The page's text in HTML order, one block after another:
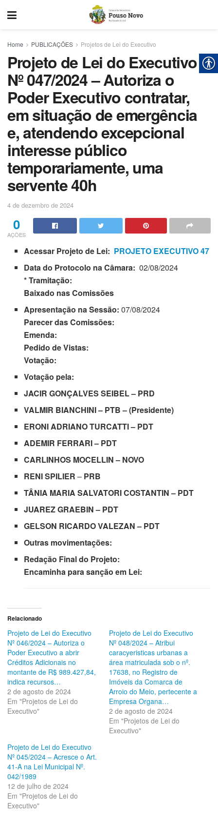
Home PUBLICAÇÕES Projetos de Lei do Executivo
Projeto de Lei do Executivo
Nº 047/2024 – Autoriza o
Poder Executivo contratar,
em situação de emergência
e, atendendo excepcional
interesse público
temporariamente, uma
servente 40h
4 de dezembro de 2024
0
AÇÕES
Acessar Projeto de Lei: PROJETO EXECUTIVO 47
Data do Protocolo na Câmara: 02/08/2024
* Tramitação:
Baixado nas Comissões
Apresentação na Sessão:07/08/2024
Parecer das Comissões:
Emenda:
Pedido de Vistas:
Votação:
Votação pela:
JACIR GONÇALVES SEIBEL– PRD
VALMIR BIANCHINI – PTB – (Presidente)
ERONI ADRIANO TURCATTI – PDT
ADEMIR FERRARI – PDT
CARLINHOS MOCELLIN – NOVO
RENI SPILIER – PRB
TÂNIA MARIA SALVATORI COSTANTIN – PDT
JUAREZ GRAEBIN – PDT
GELSON RICARDO VALEZAN – PDT
Outras movimentações:
Redação Final do Projeto:
Encaminha para sanção em Lei:
Relacionado
Projeto de Lei do Executivo
Nº 046/2024 – Autoriza o
Poder Executivo a abrir
Créditos Adicionais no
montante de R$ 989.427,84,
indica recursos…
2 de agosto de 2024
Em "Projetos de Lei do
Executivo"
Projeto de Lei do Executivo
Nº 048/2024 – Atribui
caracyeristicas urbanas a
área matriculada sob o nº.
17638, no Registro de
Imóveis da Comarca de
Arroio do Meio, pertecente a
Empresa Organa…
2 de agosto de 2024
Em "Projetos de Lei do
Executivo"
Projeto de Lei do Executivo
Nº 045/2024 – Acresce o Art.
41-A na Lei Municipal Nº.
042/1989
12 de julho de 2024
Em "Projetos de Lei do
Executivo"